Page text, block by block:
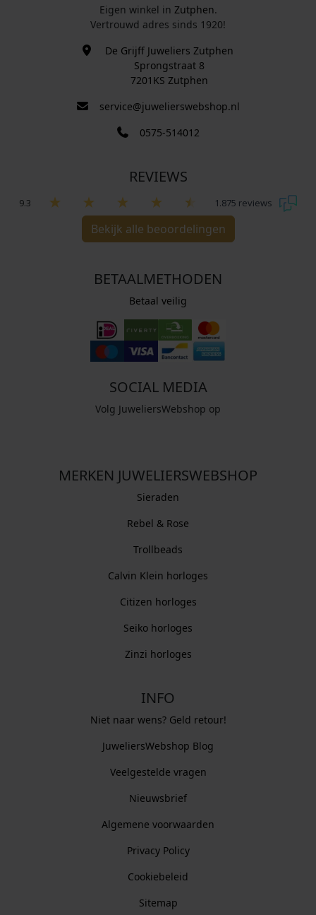
Eigen winkel in Zutphen.
Vertrouwd adres sinds 1920!
De Grijff Juweliers Zutphen
Sprongstraat 8
7201KS Zutphen
service@juwelierswebshop.nl
0575-514012
REVIEWS
9.3 1.875 reviews
Bekijk alle beoordelingen
BETAALMETHODEN
Betaal veilig
SOCIAL MEDIA
Volg JuweliersWebshop op
MERKEN JUWELIERSWEBSHOP
Sieraden
Rebel & Rose
Trollbeads
Calvin Klein horloges
Citizen horloges
Seiko horloges
Zinzi horloges
INFO
Niet naar wens? Geld retour!
JuweliersWebshop Blog
Veelgestelde vragen
Nieuwsbrief
Algemene voorwaarden
Privacy Policy
Cookiebeleid
Sitemap